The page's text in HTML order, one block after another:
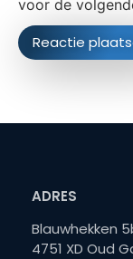
voor de
ADRES
Blauwhekken
4751 XD Oud